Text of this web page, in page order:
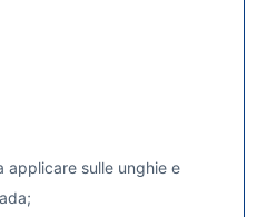
applicare sulle unghie e